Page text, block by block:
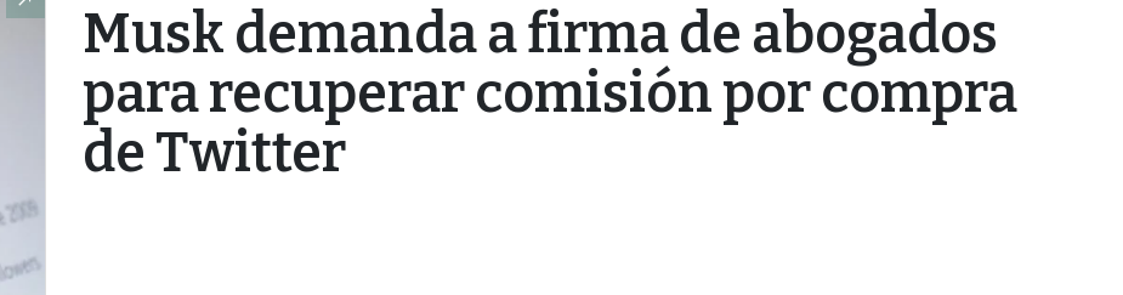
Musk demanda a firma de abogados
para recuperar comisión por compra
de Twitter